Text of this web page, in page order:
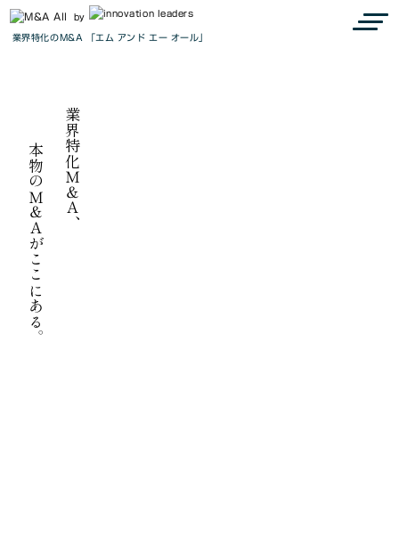
by
業界特化のM&A 「エム アンド エー オール」
業界特化Ｍ＆Ａ、
本物のＭ＆Ａがここにある。
Connect to the next
we are M&A all.